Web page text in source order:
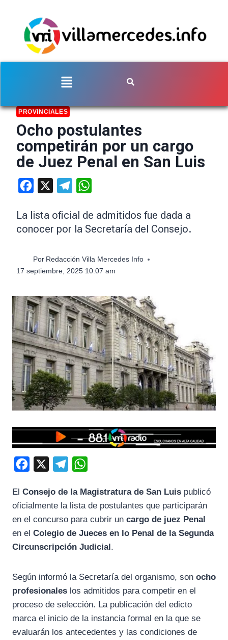
PROVINCIALES
Ocho postulantes
competirán por un cargo
de Juez Penal en San Luis
Facebook Telegram
La lista oficial de admitidos fue dada a
conocer por la Secretaría del Consejo.
Por Redacción Villa Mercedes Info
17 septiembre, 2025 10:07 am
c
e
b
e
g
a
t
s
El Consejo de la Magistratura de San Luis publicó
oficialmente la lista de postulantes que participarán
en el concurso para cubrir un cargo de juez Penal
en el Colegio de Jueces en lo Penal de la Segunda
Circunscripción Judicial.
Según informó la Secretaría del organismo, son ocho
profesionales los admitidos para competir en el
proceso de selección. La publicación del edicto
marca el inicio de la instancia formal en la que se
evaluarán los antecedentes y las condiciones de